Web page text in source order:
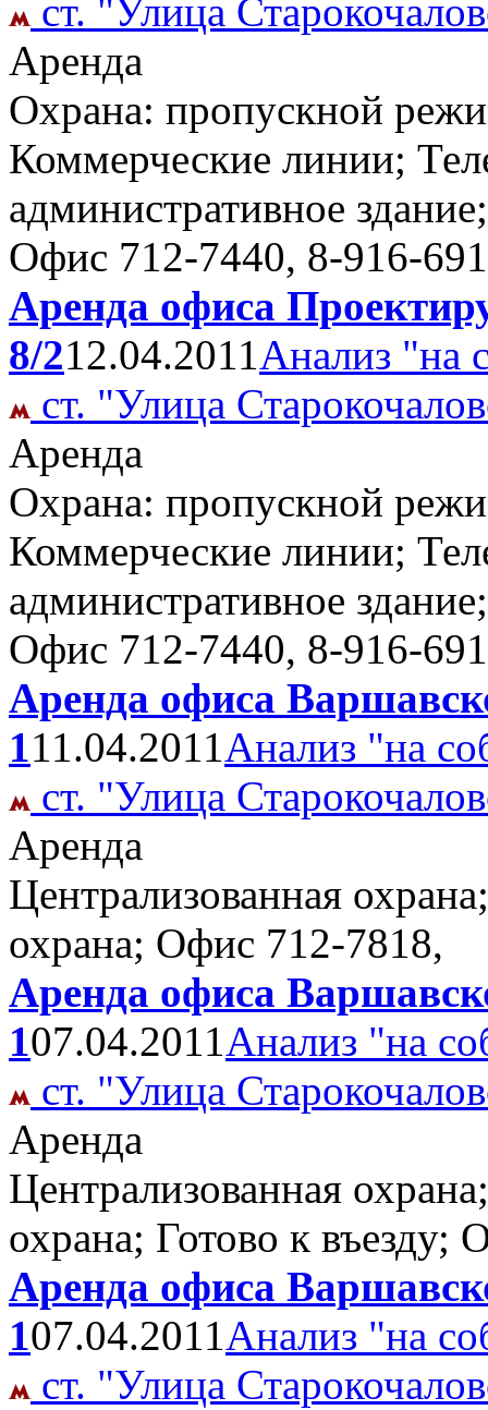
ст. "Улица
Аренда
Охрана: пропускной
Коммерческие линии;
административное
Офис 712-7440, 8-916-
Аренда офиса
8/212.04.2011Анализ "на
ст. "Улица
Аренда
Охрана: пропускной
Коммерческие линии;
административное
Офис 712-7440, 8-916-
Аренда офиса
111.04.2011Анализ "на
ст. "Улица
Аренда
Централизованная
охрана; Офис 712-7818,
Аренда офиса
107.04.2011Анализ "на
ст. "Улица
Аренда
Централизованная
охрана; Готово к въезду;
Аренда офиса
107.04.2011Анализ "на
ст. "Улица